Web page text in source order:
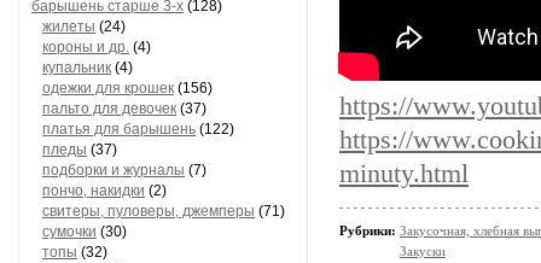
барышень старше 3-х (128)
жилеты (24)
короны и др. (4)
купальник (4)
одежки для крошек (156)
пальто для девочек (37)
платья для барышень (122)
пледы (37)
подборки и журналы (7)
пончо, накидки (2)
свитеры, пуловеры, джемперы (71)
сумочки (30)
топы (32)
https://
https://
minuty.html
Рубрики: Закусочная, хлебная
Закуски